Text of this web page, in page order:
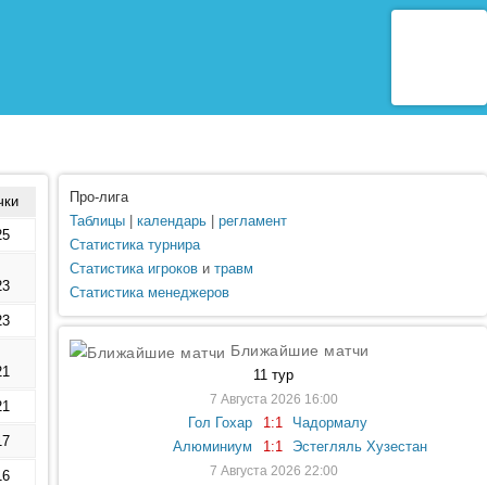
Про-лига
Таблицы
календарь
регламент
Статистика турнира
Статистика игроков и травм
Статистика менеджеров
Ближайшие матчи
11 тур
7 Августа 2026 16:00
Гол Гохар 1:1
Чадормалу
Алюминиум
1:1 Эстегляль Хузестан
7 Августа 2026 22:00